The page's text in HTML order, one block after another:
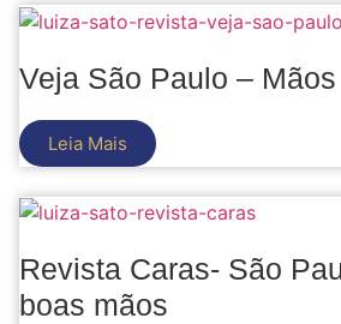
Veja São Paulo –
Leia Mais
Revista Caras- São
boas mãos